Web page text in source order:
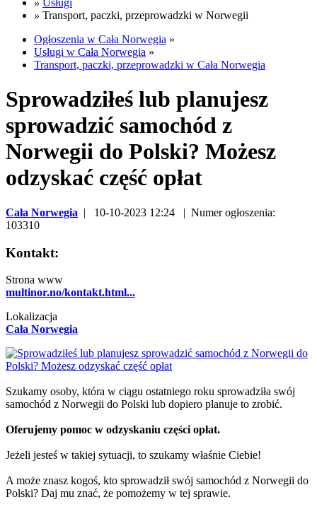
» Usługi
» Transport, paczki, przeprowadzki w Norwegii
Ogłoszenia w Cała Norwegia »
Usługi w Cała Norwegia »
Transport, paczki, przeprowadzki w Cała Norwegia
Sprowadziłeś lub planujesz
sprowadzić samochód z
Norwegii do Polski? Możesz
odzyskać część opłat
Cała Norwegia | 10-10-2023 12:24 | Numer ogłoszenia:
103310
Kontakt:
Strona www
multinor.no/kontakt.html...
Lokalizacja
Cała Norwegia
Szukamy osoby, która w ciągu ostatniego roku sprowadziła swój
samochód z Norwegii do Polski lub dopiero planuje to zrobić.
Oferujemy pomoc w odzyskaniu części opłat.
Jeżeli jesteś w takiej sytuacji, to szukamy właśnie Ciebie!
A może znasz kogoś, kto sprowadził swój samochód z Norwegii do
Polski? Daj mu znać, że pomożemy w tej sprawie.